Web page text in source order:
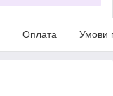
Оплата Умови